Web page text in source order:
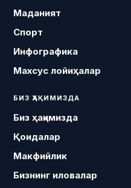
Маданият
Спорт
Инфографика
Махсус лойиҳалар
БИЗ ҲАҚИМИЗДА
Биз ҳақимизда
Қоидалар
Макфийлик
Бизнинг иловалар